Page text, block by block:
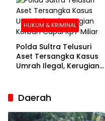
HUKUM & KRIMINAL
Polda Sultra Telusuri
Aset Tersangka Kasus
Umrah Ilegal, Kerugian
Daerah